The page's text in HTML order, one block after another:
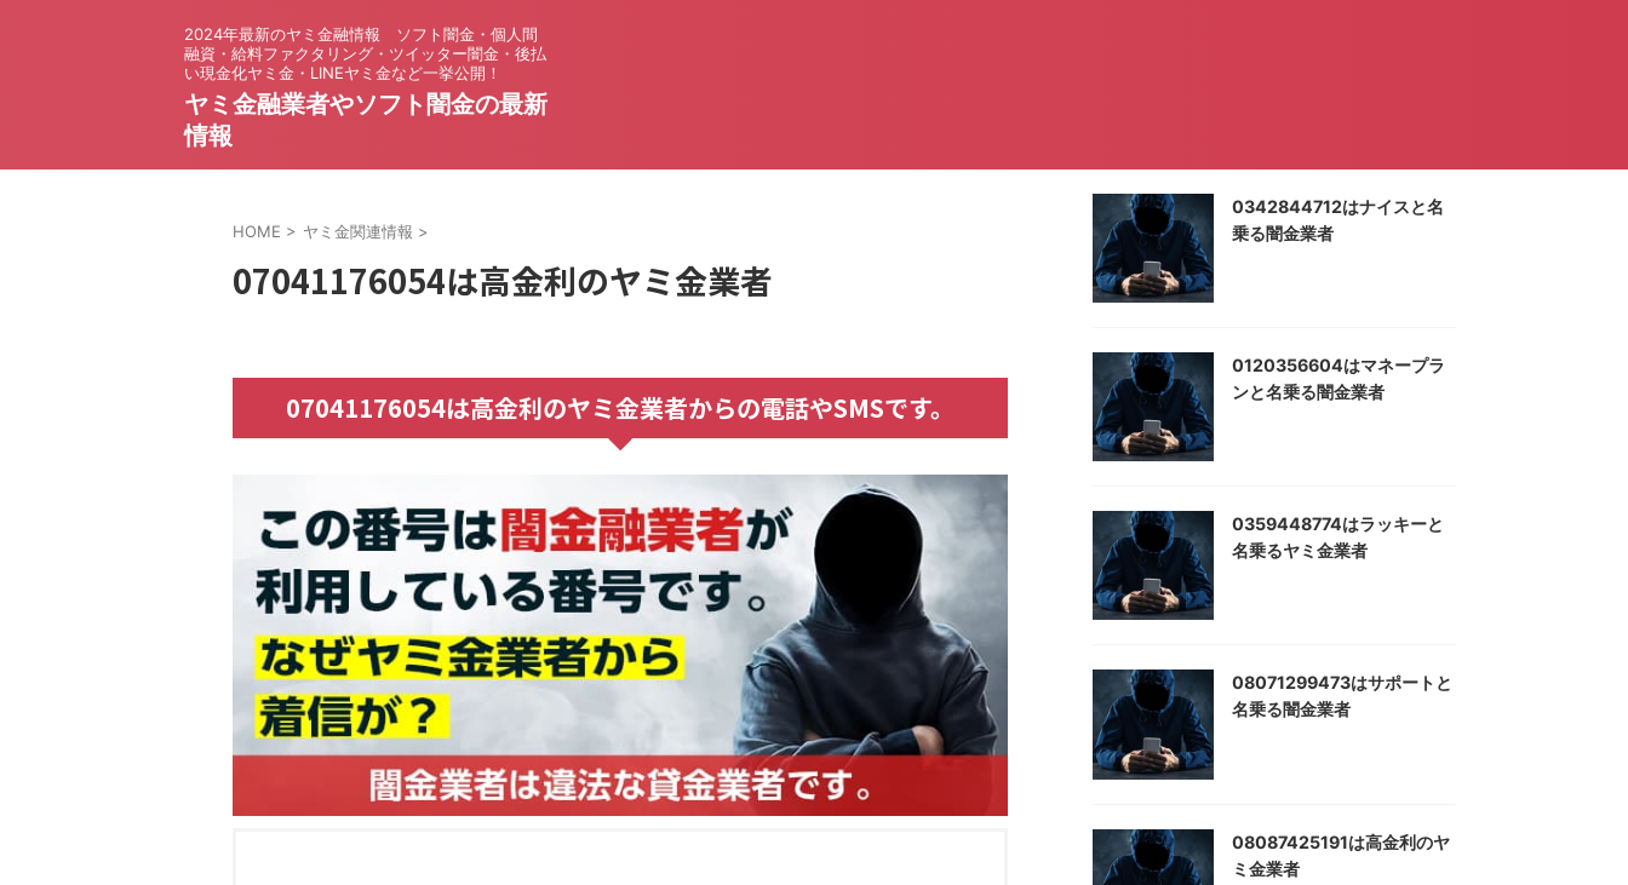
2024年最新のヤミ金融情報 ソフト闇金・個人間
融資・給料ファクタリング・ツイッター闇金・後払
い現金化ヤミ金・LINEヤミ金など一挙公開！
ヤミ金融業者やソフト闇金の最新
情報
HOME > ヤミ金関連情報 >
07041176054は高金利のヤミ金業者
07041176054は高金利のヤミ金業者からの電話やSMSです。
0342844712はナイスと名
乗る闇金業者
0120356604はマネープラ
ンと名乗る闇金業者
0359448774はラッキーと
名乗るヤミ金業者
08071299473はサポートと
名乗る闇金業者
08087425191は高金利のヤ
ミ金業者